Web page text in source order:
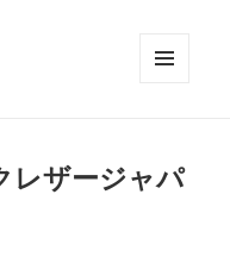
レザージャパ